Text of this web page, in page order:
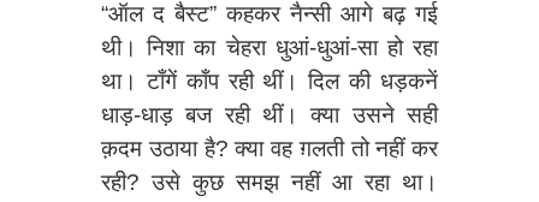
“ऑल द बैस्ट” कहकर नैन्सी आगे बढ़ गई
थी। निशा का चेहरा धुआं-धुआं-सा हो रहा
था। टाँगें काँप रही थीं। दिल की धड़कनें
धाड़-धाड़ बज रही थीं। क्या उसने सही
क़दम उठाया है? क्या वह ग़लती तो नहीं कर
रही? उसे कुछ समझ नहीं आ रहा था।